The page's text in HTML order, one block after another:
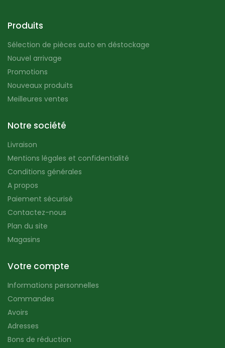
Produits
Sélection de pièces auto en déstockage
Nouvel arrivage
Promotions
Nouveaux produits
Meilleures ventes
Notre société
Livraison
Mentions légales et confidentialité
Conditions générales
A propos
Paiement sécurisé
Contactez-nous
Plan du site
Magasins
Votre compte
Informations personnelles
Commandes
Avoirs
Adresses
Bons de réduction